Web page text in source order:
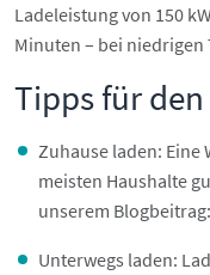
Ladeleistung von 150
Minuten – bei
Tipps für
Zuhause laden: Eine
meisten Haushalte
unserem Blogbeitrag:
Unterwegs laden: